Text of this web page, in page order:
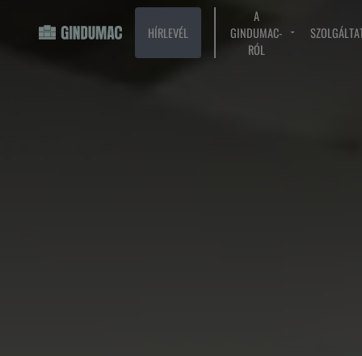
HÍRLEVÉL
A
GINDUMAC-
RÓL